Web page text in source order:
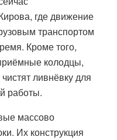
где движение
транспортом
Кроме того,
колодцы,
ливнёвку для
работы.
массово
Их конструкция